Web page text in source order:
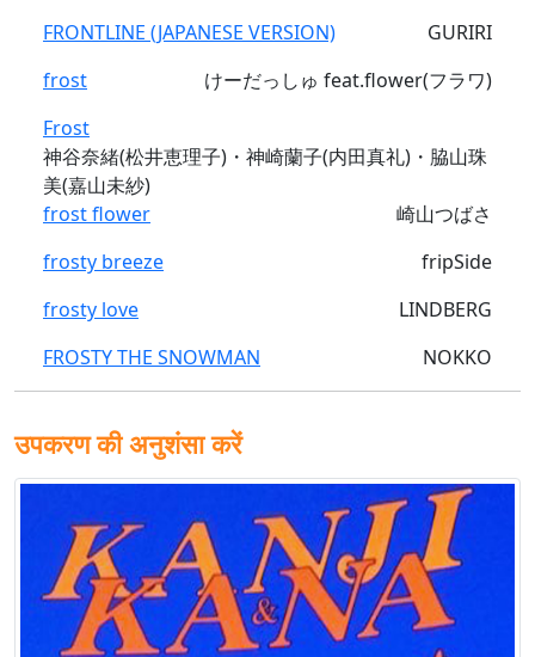
FRONTLINE (JAPANESE VERSION)
GURIRI
frost
けーだっしゅ feat.flower(フラワ)
Frost
神谷奈緒(松井恵理子)・神崎蘭子(内田真礼)・脇山珠
美(嘉山未紗)
frost flower
崎山つばさ
frosty breeze
fripSide
frosty love
LINDBERG
FROSTY THE SNOWMAN
NOKKO
उपकरण की अनुशंसा करें